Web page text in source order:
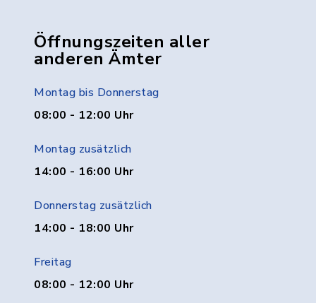
Öffnungszeiten aller
anderen Ämter
Montag bis Donnerstag
08:00 - 12:00 Uhr
Montag zusätzlich
14:00 - 16:00 Uhr
Donnerstag zusätzlich
14:00 - 18:00 Uhr
Freitag
08:00 - 12:00 Uhr